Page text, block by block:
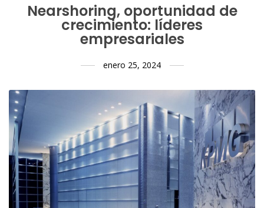
Nearshoring, oportunidad de
crecimiento: líderes
empresariales
enero 25, 2024